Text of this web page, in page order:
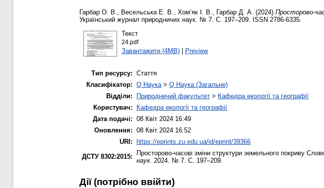
Гарбар О. В., Весельська Е. В., Хом’як І. В., Гарбар Д. А. (2024) Просторово-
Український журнал природничих наук. № 7. С. 197–209. ISSN 2786-6335.
Текст
24.pdf
Завантажити (4MB)| Preview
Тип ресурсу: Стаття
Класифікатор: Q Наука> Q Наука (Загальне)
Відділи:
Природничий факультет > Кафедра екології та географії
Користувач:
Кафедра екології та географії
Дата подачі: 08 Квіт 2024 16:49
Оновлення: 08 Квіт 2024 16:52
URI:
https://eprints.zu.edu.ua/id/eprint/39366
ДСТУ 8302:2015:
Просторово-часові зміни структури земельного покриву
наук. 2024. № 7. С. 197–209.
Дії ​​(потрібно ввійти)